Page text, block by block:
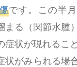
です。この半
まる（関節水腫
症状が現れるこ
状がみられる場